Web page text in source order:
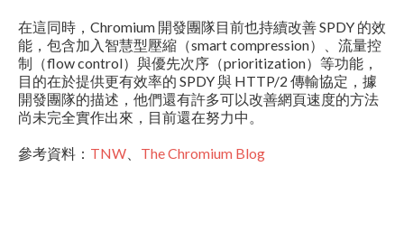
在這同時，Chromium 開發團隊目前也持續改善 SPDY 的效
能，包含加入智慧型壓縮（smart compression）、流量控
制（flow control）與優先次序（prioritization）等功能，
目的在於提供更有效率的 SPDY 與 HTTP/2 傳輸協定，據
開發團隊的描述，他們還有許多可以改善網頁速度的方法
尚未完全實作出來，目前還在努力中。
參考資料： TNW The Chromium Blog